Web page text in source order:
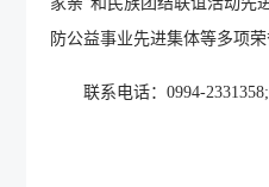
防公益事业先进集体等多项荣
联系电话：0994-